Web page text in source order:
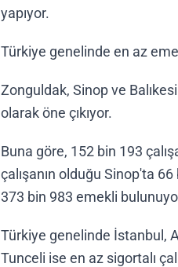
yapıyor.
Türkiye genelinde en az
Zonguldak, Sinop ve
olarak öne çıkıyor.
Buna göre, 152 bin 193
çalışanın olduğu Sinop'ta
373 bin 983 emekli
Türkiye genelinde İstanbul,
Tunceli ise en az sigortalı